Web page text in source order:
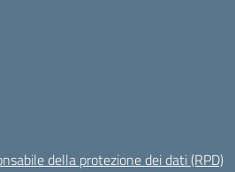
della protezione dei dati (RPD)